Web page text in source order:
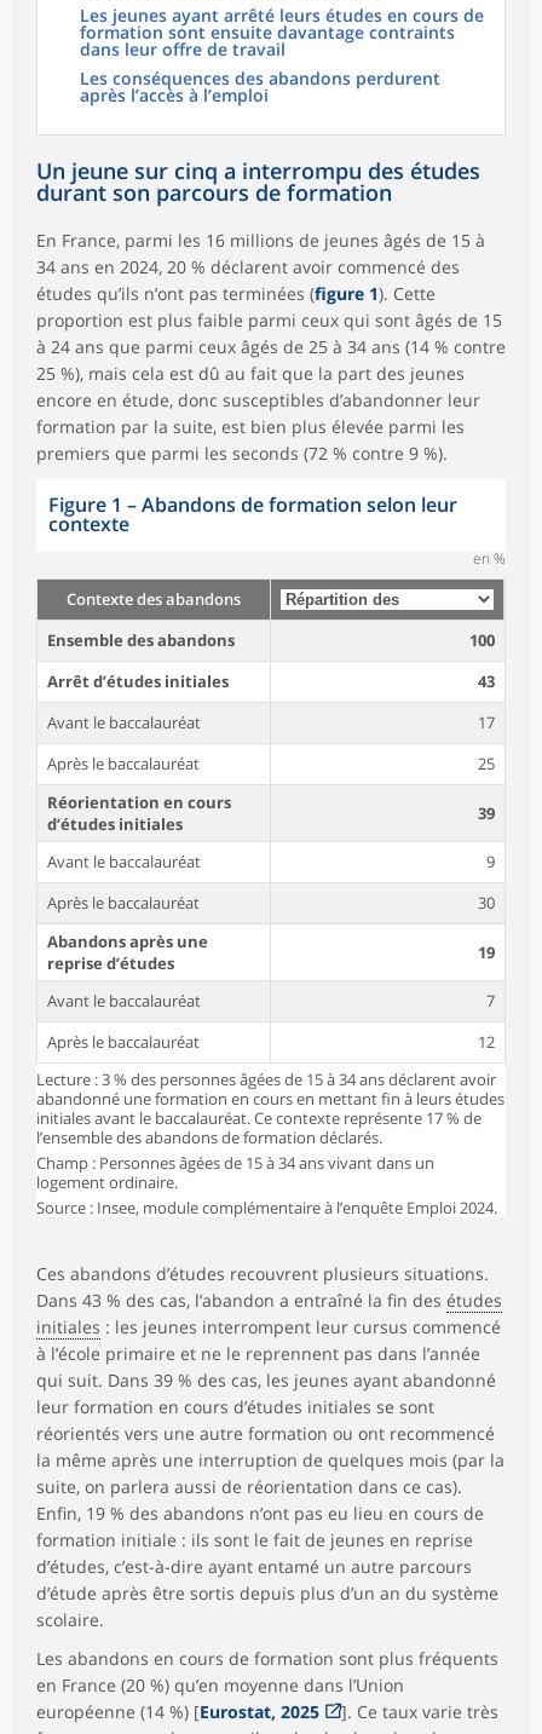
Les jeunes ayant arrêté leurs études en cours de
formation sont ensuite davantage contraints
dans leur offre de travail
Les conséquences des abandons perdurent
après l’accès à l’emploi
Un jeune sur cinq a interrompu des études
durant son parcours de formation
En France, parmi les 16 millions de jeunes âgés de 15 à
34 ans en 2024, 20 % déclarent avoir commencé des
études qu’ils n’ont pas terminées (figure 1). Cette
proportion est plus faible parmi ceux qui sont âgés de 15
à 24 ans que parmi ceux âgés de 25 à 34 ans (14 % contre
25 %), mais cela est dû au fait que la part des jeunes
encore en étude, donc susceptibles d’abandonner leur
formation par la suite, est bien plus élevée parmi les
premiers que parmi les seconds (72 % contre 9 %).
Figure 1 – Abandons de formation selon leur
contexte
en %
Contexte des abandons
Ensemble des abandons
100
Arrêt d’études initiales
43
Avant le baccalauréat
17
Après le baccalauréat
25
Réorientation en cours
d’études initiales
39
Avant le baccalauréat
9
Après le baccalauréat
30
Abandons après une
reprise d’études
19
Avant le baccalauréat
7
Après le baccalauréat
12
Lecture : 3 % des personnes âgées de 15 à 34 ans déclarent avoir
abandonné une formation en cours en mettant fin à leurs études
initiales avant le baccalauréat. Ce contexte représente 17 % de
l’ensemble des abandons de formation déclarés.
Champ : Personnes âgées de 15 à 34 ans vivant dans un
logement ordinaire.
Source : Insee, module complémentaire à l’enquête Emploi 2024.
Ces abandons d’études recouvrent plusieurs situations.
Dans 43 % des cas, l’abandon a entraîné la fin des études
initiales : les jeunes interrompent leur cursus commencé
à l’école primaire et ne le reprennent pas dans l’année
qui suit. Dans 39 % des cas, les jeunes ayant abandonné
leur formation en cours d’études initiales se sont
réorientés vers une autre formation ou ont recommencé
la même après une interruption de quelques mois (par la
suite, on parlera aussi de réorientation dans ce cas).
Enfin, 19 % des abandons n’ont pas eu lieu en cours de
formation initiale : ils sont le fait de jeunes en reprise
d’études, c’est-à-dire ayant entamé un autre parcours
d’étude après être sortis depuis plus d’un an du système
scolaire.
Les abandons en cours de formation sont plus fréquents
en France (20 %) qu’en moyenne dans l’Union
européenne (14 %) [Eurostat, 2025
]. Ce taux varie très